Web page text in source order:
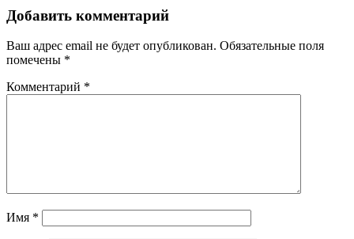
Добавить комментарий
Ваш адрес email не будет опубликован. Обязательные поля
помечены *
Комментарий *
Имя *